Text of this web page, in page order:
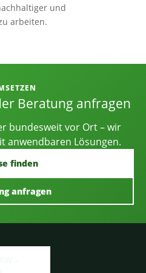
und
arbeiten.
und
Beratung anfragen
bundesweit vor Ort – wir
anwendbaren Lösungen.
finden
anfragen